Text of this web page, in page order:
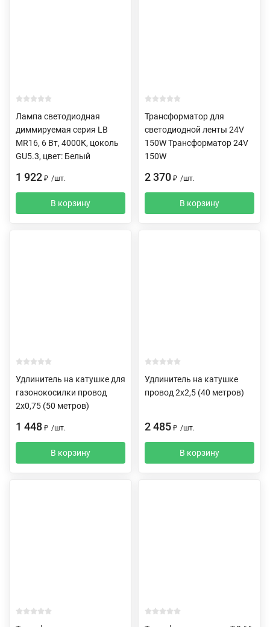
Лампа светодиодная
диммируемая серия LB
MR16, 6 Вт, 4000К, цоколь
GU5.3, цвет: Белый
1 922 ₽ /шт.
В корзину
Трансформатор для
светодиодной ленты 24V
150W Трансформатор 24V
150W
2 370 ₽ /шт.
В корзину
Удлинитель на катушке для
газонокосилки провод
2х0,75 (50 метров)
1 448 ₽ /шт.
В корзину
Удлинитель на катушке
провод 2х2,5 (40 метров)
2 485 ₽ /шт.
В корзину